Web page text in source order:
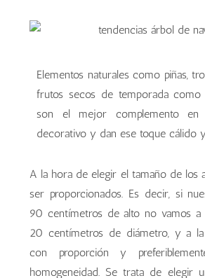
Elementos naturales como piñas,
frutos secos de temporada como
son el mejor complemento en
decorativo y dan ese toque cálido
A la hora de elegir el tamaño de los
ser proporcionados. Es decir, si
90 centímetros de alto no vamos a
20 centímetros de diámetro, y a la
con proporción y
homogeneidad. Se trata de elegir